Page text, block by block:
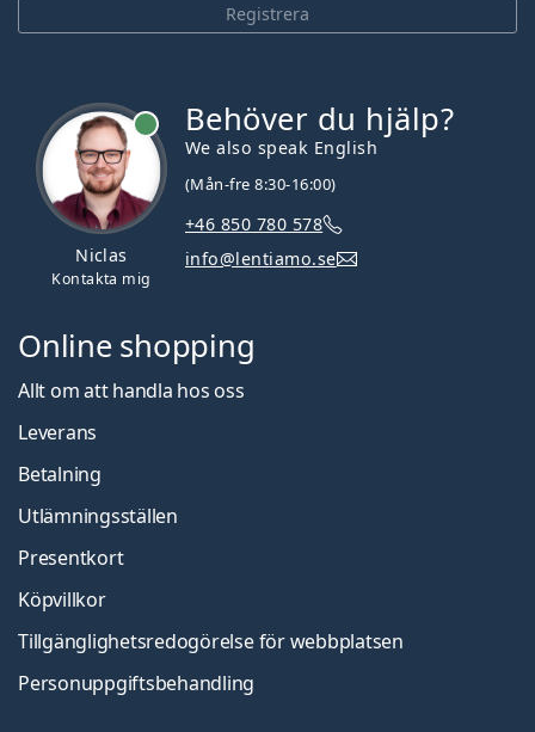
Registrera
Niclas
Kontakta mig
Behöver du hjälp?
We also speak English
(Mån-fre 8:30-16:00)
+46 850 780 578
info@lentiamo.se
Online shopping
Allt om att handla hos oss
Leverans
Betalning
Utlämningsställen
Presentkort
Köpvillkor
Tillgänglighetsredogörelse för webbplatsen
Personuppgiftsbehandling